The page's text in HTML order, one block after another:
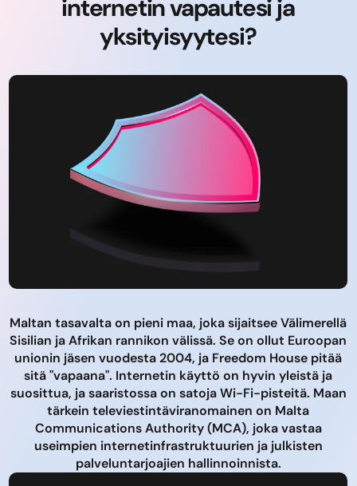
internetin vapautesi ja
yksityisyytesi?
Maltan tasavalta on pieni maa, joka sijaitsee Välimerellä
Sisilian ja Afrikan rannikon välissä. Se on ollut Euroopan
unionin jäsen vuodesta 2004, ja Freedom House pitää
sitä "vapaana". Internetin käyttö on hyvin yleistä ja
suosittua, ja saaristossa on satoja Wi-Fi-pisteitä. Maan
tärkein televiestintäviranomainen on Malta
Communications Authority (MCA), joka vastaa
useimpien internetinfrastruktuurien ja julkisten
palveluntarjoajien hallinnoinnista.